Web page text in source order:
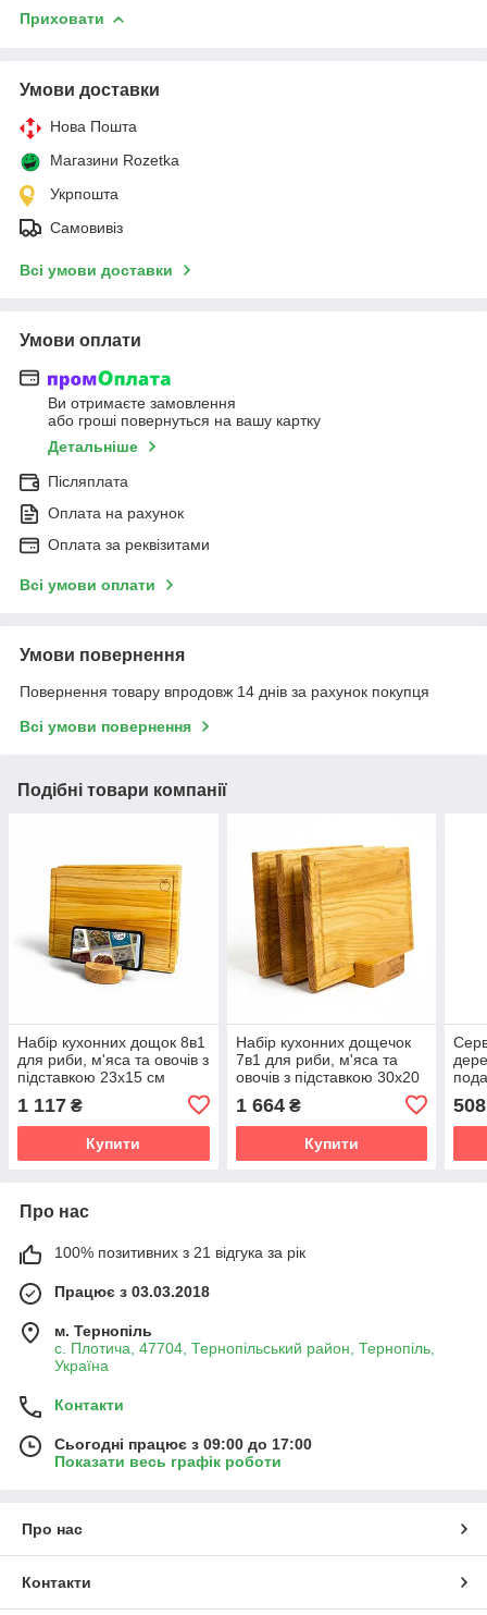
Приховати
Умови доставки
Нова Пошта
Магазини Rozetka
Укрпошта
Самовивіз
Всі умови доставки
Умови оплати
Ви отримаєте замовлення
або гроші повернуться на вашу картку
Детальніше
Післяплата
Оплата на рахунок
Оплата за реквізитами
Всі умови оплати
Умови повернення
Повернення товару впродовж 14 днів за рахунок покупця
Всі умови повернення
Подібні товари компанії
Набір кухонних дощок 8в1
для риби, м'яса та овочів з
підставкою 23х15 см
1 117 ₴
Купити
Набір кухонних дощечок
7в1 для риби, м'яса та
овочів з підставкою 30х20
1 664₴
Купити
508
Про нас
100% позитивних з 21 відгука за рік
Працює з 03.03.2018
м. Тернопіль
с. Плотича, 47704, Тернопільський район, Тернопіль,
Україна
Контакти
Сьогодні працює з 09:00 до 17:00
Показати весь графік роботи
Про нас
Контакти